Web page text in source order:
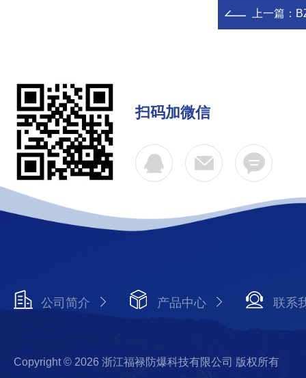
上一篇：
扫码加微信
公司简介 产品中心 联系
Copyright © 2026 浙江福禄防爆科技有限公司 版权所有